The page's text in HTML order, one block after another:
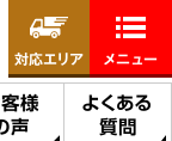
様
声
よくある
質問
対応エリア メニュー